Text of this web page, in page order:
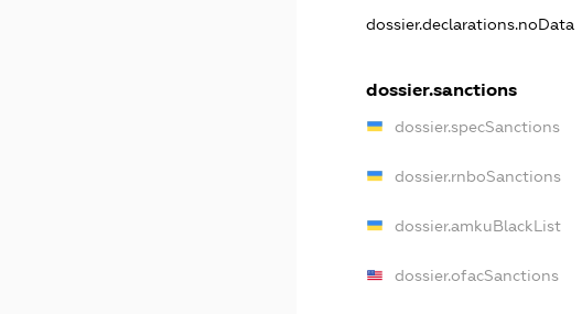
dossier.declarations.noData
dossier.sanctions
dossier.specSanctions
dossier.rnboSanctions
dossier.amkuBlackList
dossier.ofacSanctions